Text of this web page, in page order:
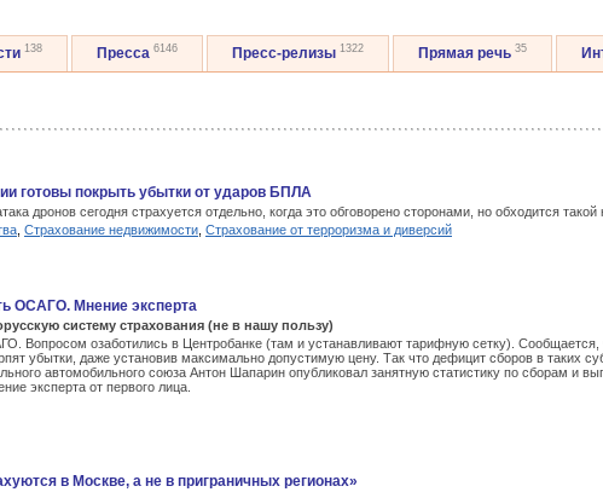
138 Пресса 6146 Пресс-релизы 1322 Прямая речь 35
готовы покрыть убытки от ударов БПЛА
дронов сегодня страхуется отдельно, когда это обговорено сторонами, но обходится
Страхование недвижимости Страхование от терроризма и диверсий
ОСАГО. Мнение эксперта
систему страхования (не в нашу пользу)
Вопросом озаботились в Центробанке (там и устанавливают тарифную сетку). Сообщается,
убытки, даже установив максимально допустимую цену. Так что дефицит сборов в
автомобильного союза Антон Шапарин опубликовал занятную статистику по сборам
эксперта от первого лица.
в Москве, а не в приграничных регионах»